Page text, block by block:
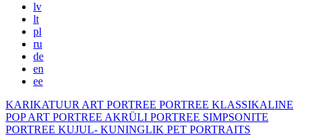
lv
lt
pl
ru
de
en
ee
KARIKATUUR ART PORTREE PORTREE KLASSIKALINE
POP ART PORTREE AKRÜLI PORTREE SIMPSONITE
PORTREE KUJUL- KUNINGLIK PET PORTRAITS